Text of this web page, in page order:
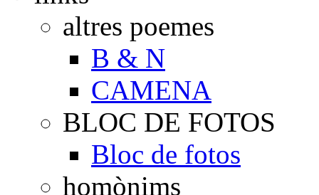
altres poemes
B & N
CAMENA
BLOC DE FOTOS
Bloc de fotos
homònims